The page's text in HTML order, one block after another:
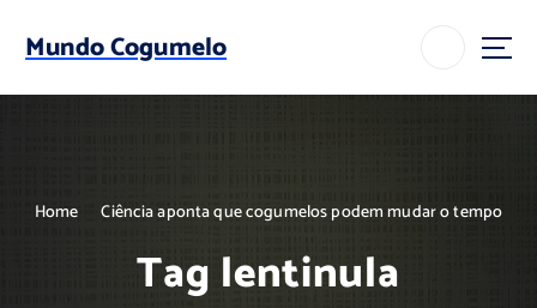
p
Mundo Cogumelo
Home Ciência aponta que cogumelos podem mudar o tempo
Tag lentinula